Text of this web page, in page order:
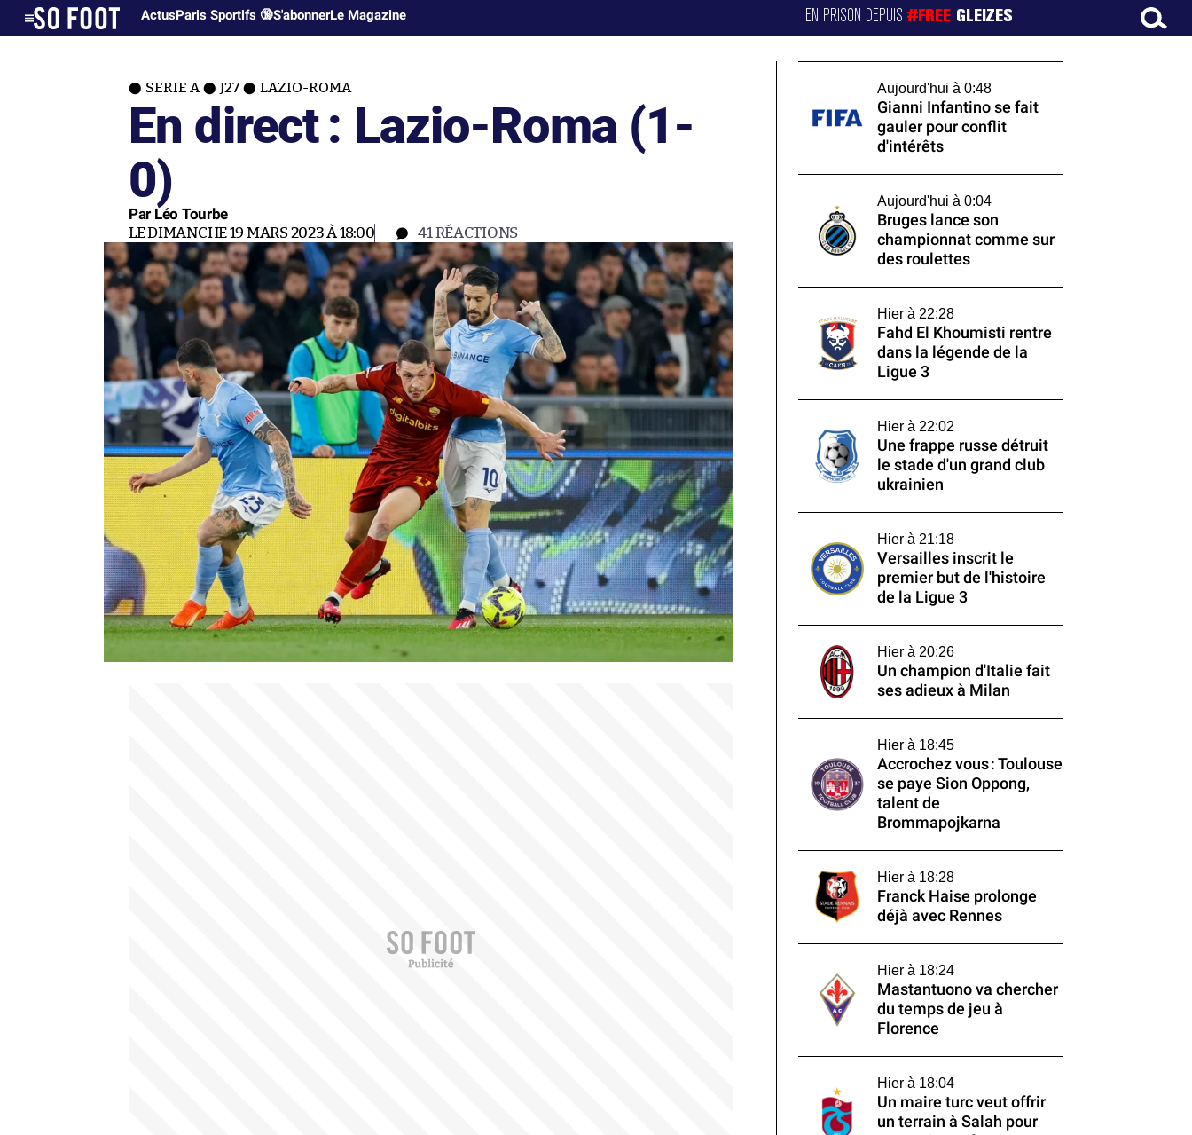
ActusParis Sportifs 🔞S'abonnerLe Magazine EN PRISON DEPUIS#FREE GLEIZES
SERIE A J27 LAZIO-ROMA
En direct : Lazio-Roma (1-
0)
Par Léo Tourbe
LE DIMANCHE 19 MARS 2023 À 18:00 41 RÉACTIONS
Aujourd'hui à 0:48
Gianni Infantino se fait
gauler pour conflit
d'intérêts
Aujourd'hui à 0:04
Bruges lance son
championnat comme sur
des roulettes
Hier à 22:28
Fahd El Khoumisti rentre
dans la légende de la
Ligue 3
Hier à 22:02
Une frappe russe détruit
le stade d'un grand club
ukrainien
Hier à 21:18
Versailles inscrit le
premier but de l'histoire
de la Ligue 3
Hier à 20:26
Un champion d'Italie fait
ses adieux à Milan
Hier à 18:45
Accrochez vous : Toulouse
se paye Sion Oppong,
talent de
Brommapojkarna
Hier à 18:28
Franck Haise prolonge
déjà avec Rennes
Hier à 18:24
Mastantuono va chercher
du temps de jeu à
Florence
Hier à 18:04
Un maire turc veut offrir
un terrain à Salah pour